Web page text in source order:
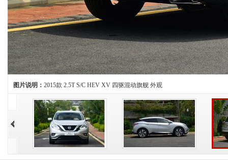
图片说明： 2015款 2.5T S/C HEV XV 四驱混动旗舰 外观